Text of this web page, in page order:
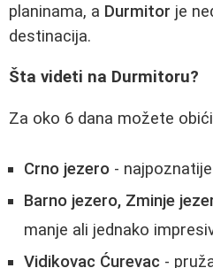
planinama, a Durmitor je
destinacija.
Šta videti na Durmitoru?
Za oko 6 dana možete
Crno jezero -
Barno jezero, Zminje
manje ali jednako
Vidikovac Ćurevac -